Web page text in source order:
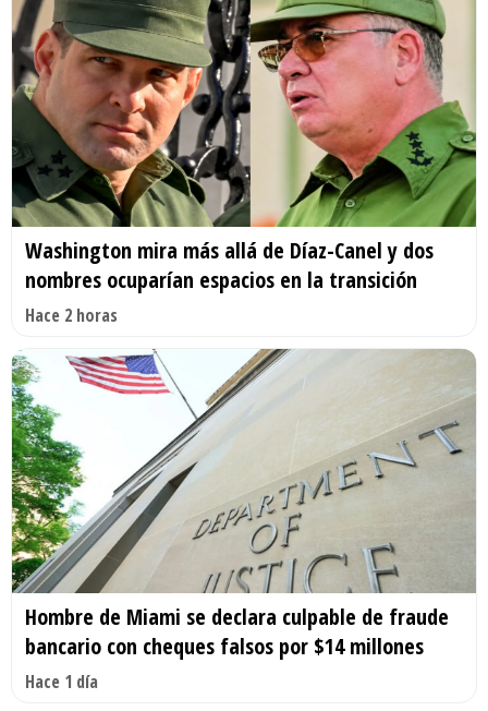
Washington mira más allá de Díaz-Canel y dos
nombres ocuparían espacios en la transición
Hace 2 horas
Hombre de Miami se declara culpable de fraude
bancario con cheques falsos por $14 millones
Hace 1 día